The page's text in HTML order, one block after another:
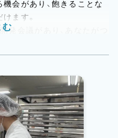
会があり、飽きることな
ます。
発会議があり、あなたがつ
てもらいたい」「開発の現